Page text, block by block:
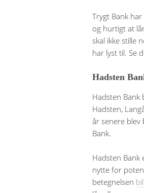
Trygt Bank
og hurtigt at
skal ikke stille
har lyst til. Se
Hadsten
Hadsten Bank
Hadsten,
år senere blev
Bank.
Hadsten Bank
nytte for
betegnelsen